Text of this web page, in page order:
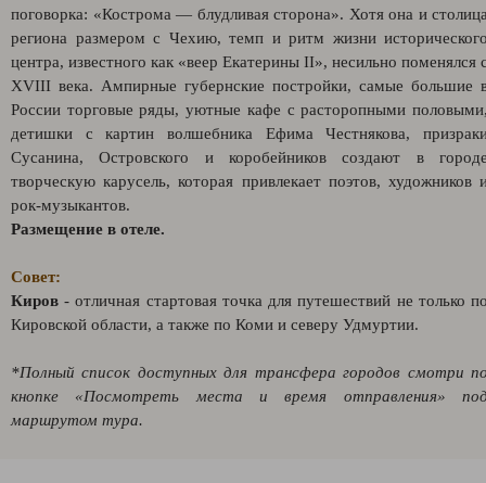
поговорка: «Кострома — блудливая сторона». Хотя она и
региона размером с Чехию, темп и ритм жизни
центра, известного как «веер Екатерины II», несильно поменялся
XVIII века. Ампирные губернские постройки, самые большие
России торговые ряды, уютные кафе с расторопными
детишки с картин волшебника Ефима Честнякова,
Сусанина, Островского и коробейников создают в
творческую карусель, которая привлекает поэтов, художников
рок-музыкантов.
Размещение в отеле.
Совет:
Киров - отличная стартовая точка для путешествий не только
Кировской области, а также по Коми и северу Удмуртии.
*Полный список доступных для трансфера городов смотри
кнопке «Посмотреть места и время отправления»
маршрутом тура.